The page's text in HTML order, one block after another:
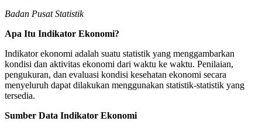
Badan Pusat Statistik
Apa Itu Indikator Ekonomi?
Indikator ekonomi adalah suatu statistik yang menggambarkan
kondisi dan aktivitas ekonomi dari waktu ke waktu. Penilaian,
pengukuran, dan evaluasi kondisi kesehatan ekonomi secara
menyeluruh dapat dilakukan menggunakan statistik-statistik yang
tersedia.
Sumber Data Indikator Ekonomi